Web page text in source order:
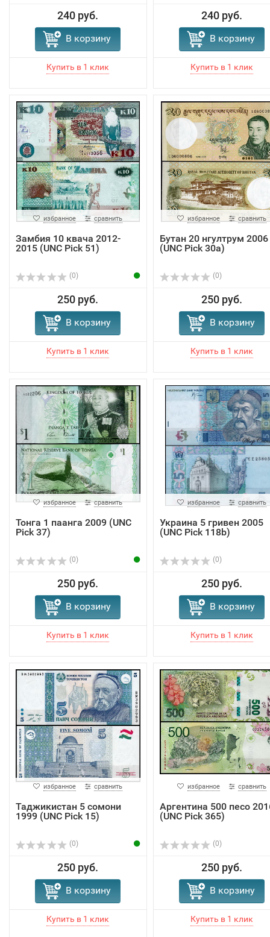
240 руб.
В корзину
240 руб.
В корзину
избранное сравнить
Замбия 10 квача 2012-
2015 (UNC Pick 51)
(0)
250 руб.
В корзину
избранное сравнить
Бутан 20 нгултрум 2006
(UNC Pick 30a)
(0)
250 руб.
В корзину
избранное сравнить
Тонга 1 паанга 2009 (UNC
Pick 37)
(0)
250 руб.
В корзину
избранное сравнить
Украина 5 гривен 2005
(UNC Pick 118b)
(0)
250 руб.
В корзину
избранное сравнить
Таджикистан 5 сомони
1999 (UNC Pick 15)
(0)
250 руб.
В корзину
избранное сравнить
Аргентина 500 песо
(UNC Pick 365)
(0)
250 руб.
В корзину